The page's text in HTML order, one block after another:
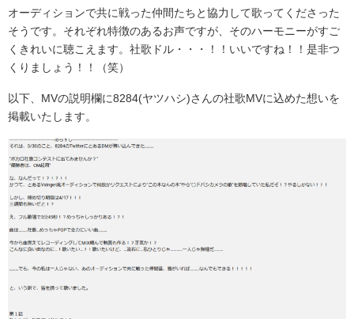
オーディションで共に戦った仲間たちと協力して歌ってくださった
そうです。それぞれ特徴のあるお声ですが、そのハーモニーがすご
くきれいに聴こえます。社歌ドル・・・！！いいですね！！是非つ
くりましょう！！（笑）
以下、MVの説明欄に8284(ヤツハシ)さんの社歌MVに込めた想いを
掲載いたします。